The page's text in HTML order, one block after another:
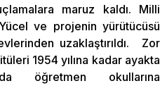
maruz kaldı. Milli
ve projenin yürütücüsü
uzaklaştırıldı. Zor
1954 yılına kadar ayakta
öğretmen okullarına